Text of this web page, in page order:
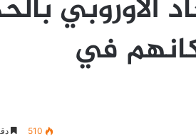
الأوروبي
في
510